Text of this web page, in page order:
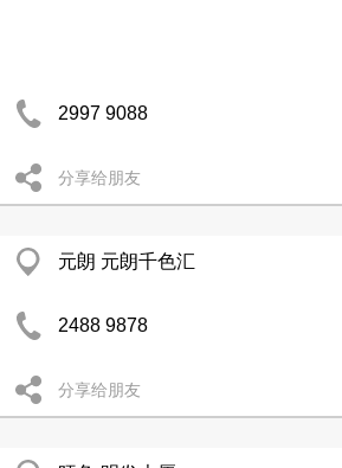
2997 9088
分享给朋友
元朗 元朗千色汇
2488 9878
分享给朋友